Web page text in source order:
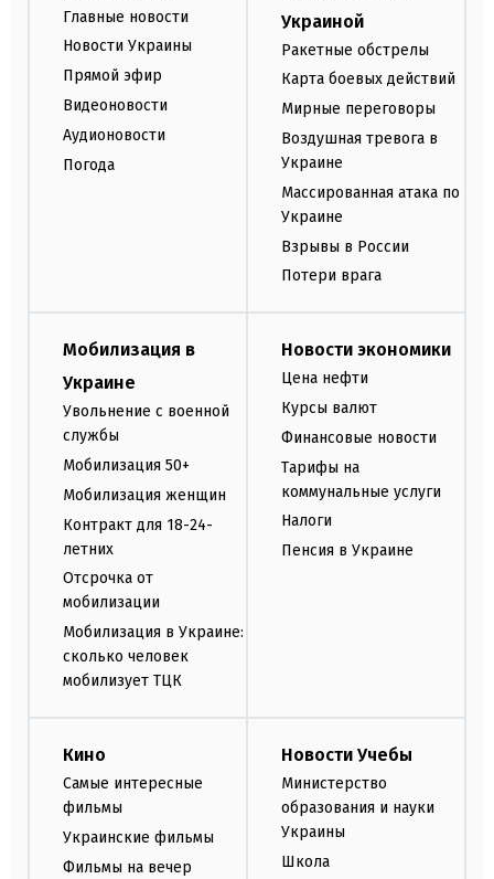
Главные новости
Новости Украины
Прямой эфир
Видеоновости
Аудионовости
Погода
Украиной
Ракетные обстрелы
Карта боевых действий
Мирные переговоры
Воздушная тревога в
Украине
Массированная атака по
Украине
Взрывы в России
Потери врага
Мобилизация в
Украине
Увольнение с военной
службы
Мобилизация 50+
Мобилизация женщин
Контракт для 18-24-
летних
Отсрочка от
мобилизации
Мобилизация в Украине:
сколько человек
мобилизует ТЦК
Новости экономики
Цена нефти
Курсы валют
Финансовые новости
Тарифы на
коммунальные услуги
Налоги
Пенсия в Украине
Кино
Самые интересные
фильмы
Украинские фильмы
Фильмы на вечер
Новости Учебы
Министерство
образования и науки
Украины
Школа